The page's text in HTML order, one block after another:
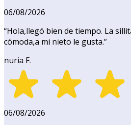
06/08/2026
“Hola,llegó bien de tiempo. La
cómoda,a mi nieto le gusta.”
nuria F.
06/08/2026